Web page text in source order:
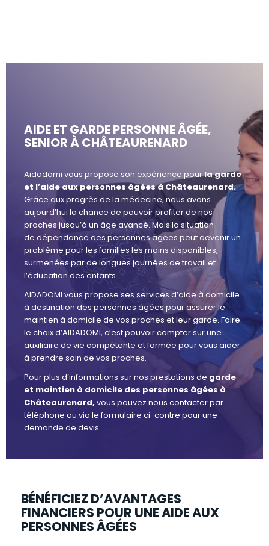
AIDE ET GARDE PERSONNE ÂGÉE,
SENIOR À CHÂTEAURENARD
Aidadomi vous propose son expérience pourla garde
et l’aide aux personnes âgées à Châteaurenard.
Grâce aux progrès de la médecine, nous avons
aujourd’hui la chance de pouvoir profiter de nos
proches jusqu’à un âge avancé. Mais la situation
de dépendance des personnes âgées peut devenir un
problème pour les familles les moins disponibles,
surmenées par de longues journées de travail et
l’éducation des enfants.
AIDADOMI vous propose ses services d’aide à domicile
à destination des personnes âgées pour assurer le
maintien à domicile de vos proches et leur garde. Faire
le choix d’AIDADOMI, c’est pouvoir compter sur une
auxiliaire de vie compétente et formée pour vous aider
à prendre soin de vos proches.
Pour plus d’informations sur nos prestations de garde
et maintien à domicile des personnes âgées à
Châteaurenard, vous pouvez nous contacter par
téléphone ou via le formulaire ci-contre pour une
demande de devis.
BÉNÉFICIEZ D’AVANTAGES
FINANCIERS POUR UNE AIDE AUX
PERSONNES ÂGÉES